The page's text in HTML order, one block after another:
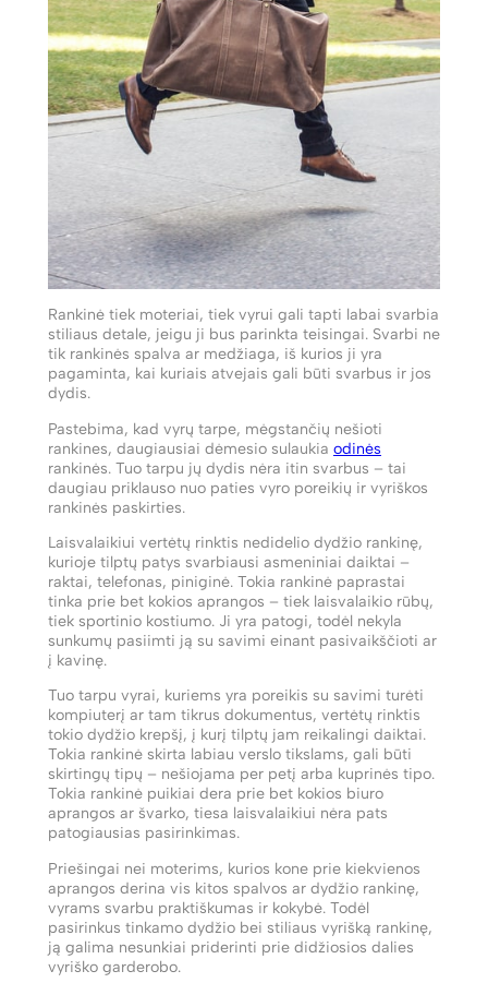
Rankinė tiek moteriai, tiek vyrui gali tapti labai svarbia
stiliaus detale, jeigu ji bus parinkta teisingai. Svarbi ne
tik rankinės spalva ar medžiaga, iš kurios ji yra
pagaminta, kai kuriais atvejais gali būti svarbus ir jos
dydis.
Pastebima, kad vyrų tarpe, mėgstančių nešioti
rankines, daugiausiai dėmesio sulaukia odinės
rankinės. Tuo tarpu jų dydis nėra itin svarbus – tai
daugiau priklauso nuo paties vyro poreikių ir vyriškos
rankinės paskirties.
Laisvalaikiui vertėtų rinktis nedidelio dydžio rankinę,
kurioje tilptų patys svarbiausi asmeniniai daiktai –
raktai, telefonas, piniginė. Tokia rankinė paprastai
tinka prie bet kokios aprangos – tiek laisvalaikio rūbų,
tiek sportinio kostiumo. Ji yra patogi, todėl nekyla
sunkumų pasiimti ją su savimi einant pasivaikščioti ar
į kavinę.
Tuo tarpu vyrai, kuriems yra poreikis su savimi turėti
kompiuterį ar tam tikrus dokumentus, vertėtų rinktis
tokio dydžio krepšį, į kurį tilptų jam reikalingi daiktai.
Tokia rankinė skirta labiau verslo tikslams, gali būti
skirtingų tipų – nešiojama per petį arba kuprinės tipo.
Tokia rankinė puikiai dera prie bet kokios biuro
aprangos ar švarko, tiesa laisvalaikiui nėra pats
patogiausias pasirinkimas.
Priešingai nei moterims, kurios kone prie kiekvienos
aprangos derina vis kitos spalvos ar dydžio rankinę,
vyrams svarbu praktiškumas ir kokybė. Todėl
pasirinkus tinkamo dydžio bei stiliaus vyrišką rankinę,
ją galima nesunkiai priderinti prie didžiosios dalies
vyriško garderobo.